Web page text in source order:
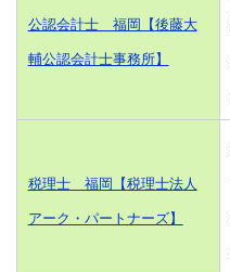
公認会計士 福岡【後藤大
輔公認会計士事務所】
税理士 福岡【税理士法人
アーク・パートナーズ】